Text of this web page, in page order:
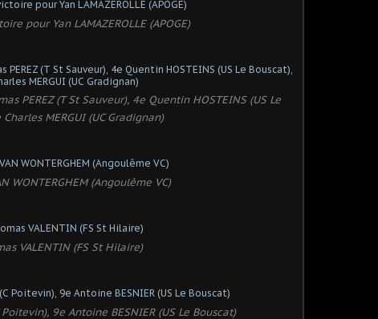
pour Yan LAMAZEROLLE (APOGE)
PEREZ (T St Sauveur), 4e Quentin HOSTEINS (US Le
MERGUI (UC Gradignan)
WONTERGHEM (Angoulême VC)
VALENTIN (FS St Hilaire)
9e Antoine BESNIER (US Le Bouscat)